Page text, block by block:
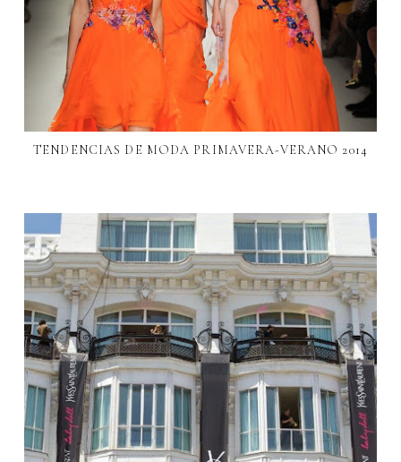
TENDENCIAS DE MODA PRIMAVERA-VERANO 2014